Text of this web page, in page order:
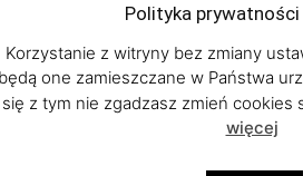
group="allart"]
2018/05/DLU-165-
Polityka
Korzystanie z witryny bez zmiany
będą one zamieszczane w Państwa
się z tym nie zgadzasz zmień cookies
więcej